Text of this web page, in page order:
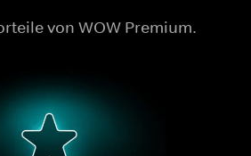
von WOW Premium.